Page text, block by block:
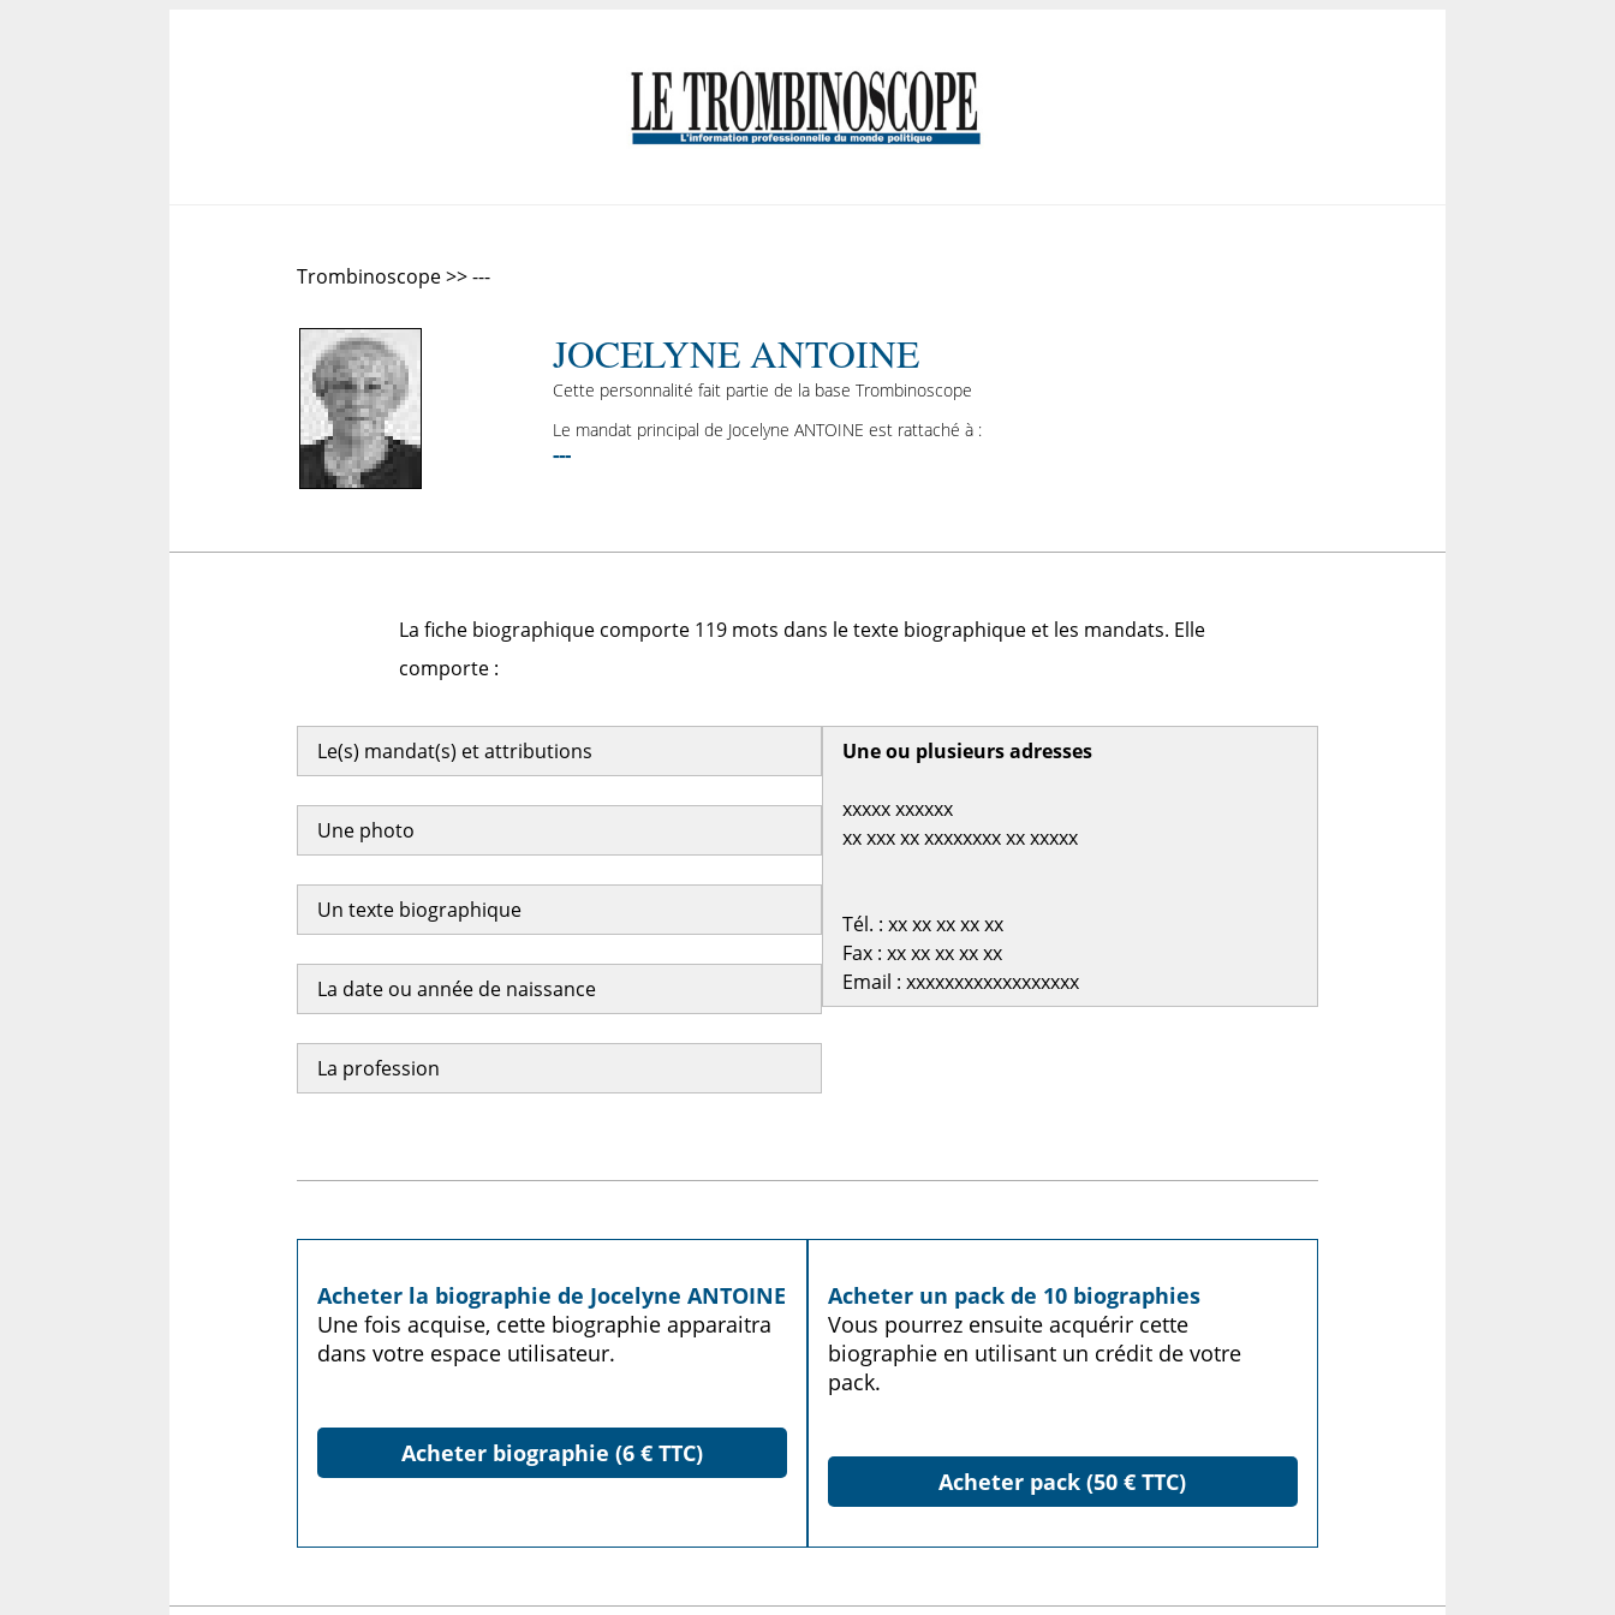
Trombinoscope >> ---
JOCELYNE ANTOINE
Cette personnalité fait partie de la base Trombinoscope
Le mandat principal de Jocelyne ANTOINE est rattaché à :
---
La fiche biographique comporte 119 mots dans le texte biographique et les mandats. Elle
comporte :
Le(s) mandat(s) et attributions
Une photo
Un texte biographique
La date ou année de naissance
La profession
Une ou plusieurs adresses
xxxxx xxxxxx
xx xxx xx xxxxxxxx xx xxxxx
Tél. : xx xx xx xx xx
Fax : xx xx xx xx xx
Email : xxxxxxxxxxxxxxxxxx
Acheter la biographie de Jocelyne ANTOINE
Une fois acquise, cette biographie apparaitra
dans votre espace utilisateur.
Acheter biographie (6 € TTC)
Acheter un pack de 10 biographies
Vous pourrez ensuite acquérir cette
biographie en utilisant un crédit de votre
pack.
Acheter pack (50 € TTC)